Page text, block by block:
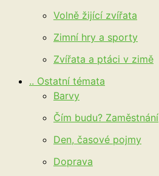
Volně žijící zvířata
Zimní hry a sporty
Zvířata a ptáci v zimě
.. Ostatní témata
Barvy
Čím budu? Zaměstnání
Den, časové pojmy
Doprava